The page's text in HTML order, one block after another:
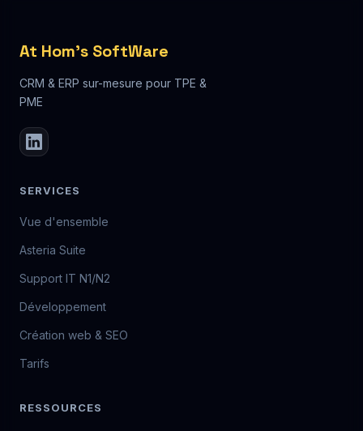
At Hom's SoftWare
CRM & ERP sur-mesure pour TPE &
PME
SERVICES
Vue d'ensemble
Asteria Suite
Support IT N1/N2
Développement
Création web & SEO
Tarifs
RESSOURCES